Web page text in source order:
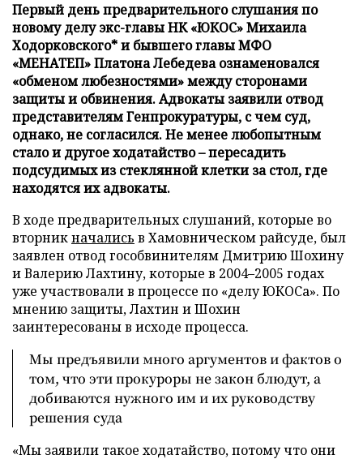
Первый день предварительного слушания по
новому делу экс-главы НК «ЮКОС» Михаила
Ходорковского* и бывшего главы МФО
«МЕНАТЕП» Платона Лебедева ознаменовался
«обменом любезностями» между сторонами
защиты и обвинения. Адвокаты заявили отвод
представителям Генпрокуратуры, с чем суд,
однако, не согласился. Не менее любопытным
стало и другое ходатайство – пересадить
подсудимых из стеклянной клетки за стол, где
находятся их адвокаты.
В ходе предварительных слушаний, которые во
вторникначались в Хамовническом райсуде, был
заявлен отвод гособвинителям Дмитрию Шохину
и Валерию Лахтину, которые в 2004–2005 годах
уже участвовали в процессе по «делу ЮКОСа». По
мнению защиты, Лахтин и Шохин
заинтересованы в исходе процесса.
Мы предъявили много аргументов и фактов о
том, что эти прокуроры не закон блюдут, а
добиваются нужного им и их руководству
решения суда
«Мы заявили такое ходатайство, потому что они